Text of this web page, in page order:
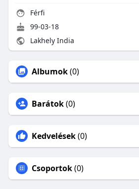
Férfi
99-03-18
Lakhely India
Albumok(0)
Barátok(0)
Kedvelések(0)
Csoportok(0)